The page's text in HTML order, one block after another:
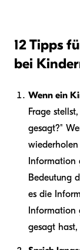
12 Tipps
bei
Wenn ein
Frage
gesagt?"
Information
Bedeutung
es die
Information
gesagt